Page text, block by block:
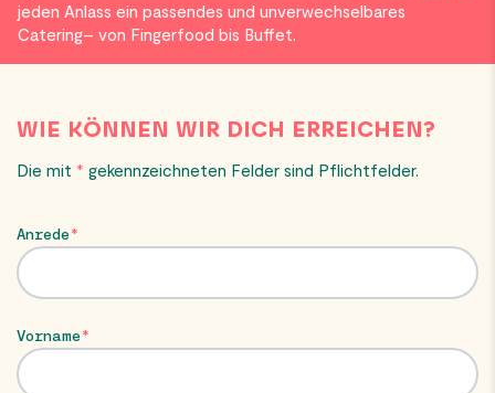
jeden Anlass ein passendes und unverwechselbares
Catering– von Fingerfood bis Buffet.
WIE KÖNNEN WIR DICH ERREICHEN?
Die mit * gekennzeichneten Felder sind Pflichtfelder.
Anrede
Vorname